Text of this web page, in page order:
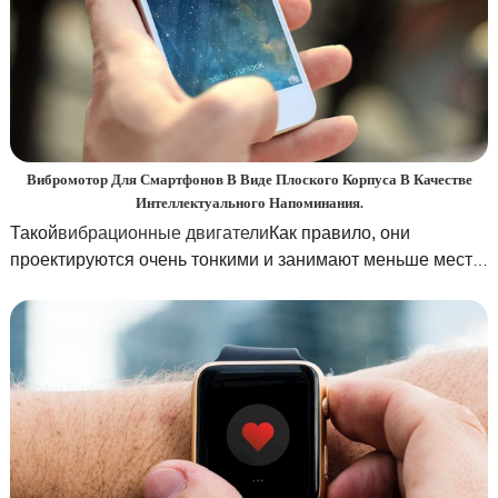
Вибромотор Для Смартфонов В Виде Плоского Корпуса В Качестве
Интеллектуального Напоминания.
Такойвибрационные двигателиКак правило, они
проектируются очень тонкими и занимают меньше места,
устройствами, такими как смартфоны.
Функция «умного
напоминания» позволяет напоминать пользователям об
уведомлениях, сообщениях или других важных событиях
с помощью легкой вибрации, поэтому она называется
«умным напоминанием». Эта технология широко
используется в смартфонах и других портативных